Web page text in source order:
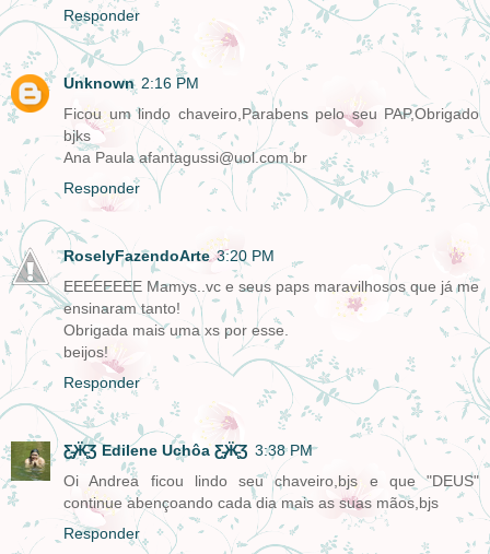
Responder
Unknown 2:16 PM
Ficou um lindo chaveiro,Parabens pelo seu PAP,Obrigado
bjks
Ana Paula afantagussi@uol.com.br
Responder
RoselyFazendoArte 3:20 PM
EEEEEEEE Mamys..vc e seus paps maravilhosos que já me
ensinaram tanto!
Obrigada mais uma xs por esse.
beijos!
Responder
Ƹ̵̡Ӝ̵̨̄Ʒ Edilene Uchôa Ƹ̵̡Ӝ̵̨̄Ʒ 3:38 PM
Oi Andrea ficou lindo seu chaveiro,bjs e que "DEUS"
continue abençoando cada dia mais as suas mãos,bjs
Responder